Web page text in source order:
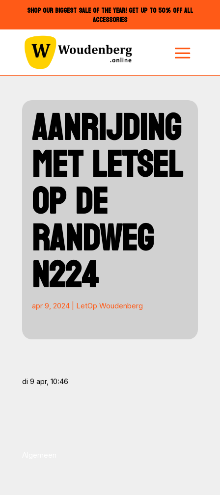
SHOP OUR BIGGEST SALE OF THE YEAR! GET UP TO 50% OFF ALL
ACCESSORIES
AANRIJDING
MET LETSEL
OP DE
RANDWEG
N224
apr 9, 2024| LetOp Woudenberg
di 9 apr, 10:46